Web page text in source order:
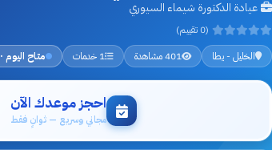
عيادة الدكتورة شيماء السيوري
(0 تقييم)
الخليل - يطا
401 مشاهدة 1 خدمات متاح اليوم · 06:00:00 – 23:00:00
احجز موعدك الآن
مجاني وسريع — ثوانٍ فقط